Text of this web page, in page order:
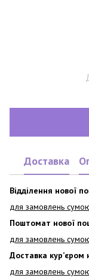
Доставка
Відділення нової
для замовлень
Поштомат нової
для замовлень
Доставка кур’єром
для замовлень